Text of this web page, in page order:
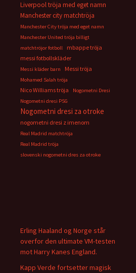
Liverpool tröja med eget namn
Manchester city matchtröja
Manchester City tröja med eget namn
Manchester United tröja billigt
matchtröjor fotboll
mbappe tröja
messi fotbollskläder
Messi kläder barn Messi tröja
Mohamed Salah tröja
Nico Williams tröja
Nogometni Dresi
Nogometni dresi PSG
Nogometni dresi za otroke
nogometni dresi z imenom
Real Madrid matchtröja
Real Madrid tröja
slovenski nogometni dres za otroke
Erling Haaland og Norge står
overfor den ultimate VM-testen
mot Harry Kanes England.
Kapp Verde fortsetter magisk